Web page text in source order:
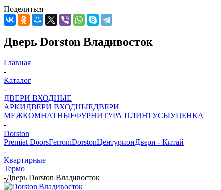
Поделиться
Дверь Dorston Владивосток
Главная
-
Каталог
-
ДВЕРИ ВХОДНЫЕ
АРКИДВЕРИ ВХОДНЫЕДВЕРИ
МЕЖКОМНАТНЫЕФУРНИТУРА ПЛИНТУСЫУЦЕНКА
-
Dorston
Premiat DoorsFerroniDorstonЦентурионДвери - Китай
-
Квартирные
Термо
-Дверь Dorston Владивосток